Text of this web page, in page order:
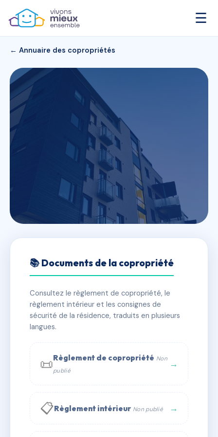
☰
← Annuaire des copropriétés
Parc chanteur
✓ Immatriculée 🏠 121 lots 🏗 2 bâtiment(s)
📞 Contacter Syndic Digital
📚 Documents de la copropriété
Consultez le règlement de copropriété, le
règlement intérieur et les consignes de
sécurité de la résidence, traduits en plusieurs
langues.
📜Règlement de copropriété Non
publié
→
📋Règlement intérieur Non publié →